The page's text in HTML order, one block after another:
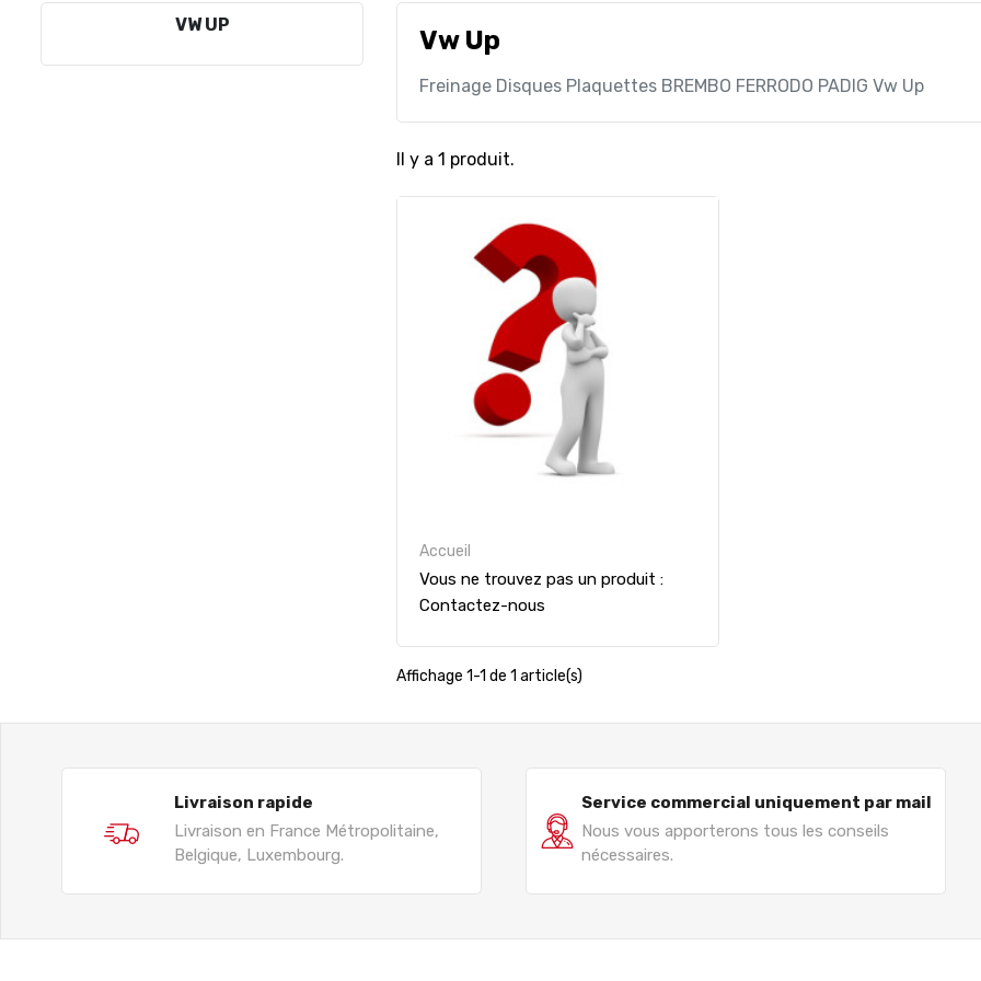
VW UP
Vw Up
Freinage Disques Plaquettes BREMBO FERRODO PADIG Vw Up
Il y a 1 produit.
Accueil
Vous ne trouvez pas un produit :
Contactez-nous
Affichage 1-1 de 1 article(s)
Livraison rapide
Livraison en France Métropolitaine,
Belgique, Luxembourg.
Service commercial uniquement par mail
Nous vous apporterons tous les conseils
nécessaires.